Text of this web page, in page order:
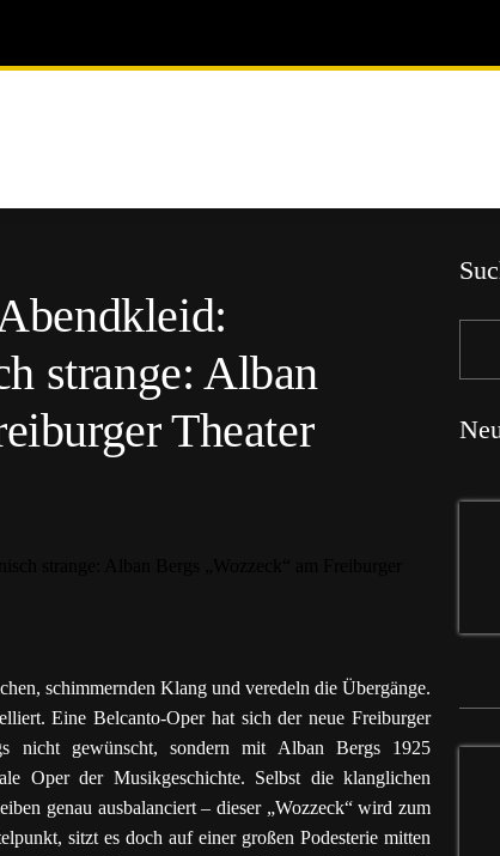
strange: Alban
Theater
schimmernden Klang und veredeln die Übergänge.
Eine Belcanto-Oper hat sich der neue Freiburger
nicht gewünscht, sondern mit Alban Bergs 1925
Oper der Musikgeschichte. Selbst die klanglichen
genau ausbalanciert – dieser „Wozzeck“ wird zum
sitzt es doch auf einer großen Podesterie mitten